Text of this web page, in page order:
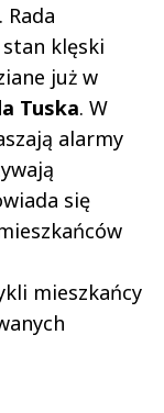
klęski
już w
Tuska. W
alarmy
się
mieszkańcy